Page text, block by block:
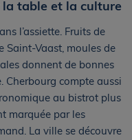
la table et la culture
l’assiette. Fruits de
Saint-Vaast, moules de
donnent de bonnes
Cherbourg compte aussi
au bistrot plus
marquée par les
La ville se découvre